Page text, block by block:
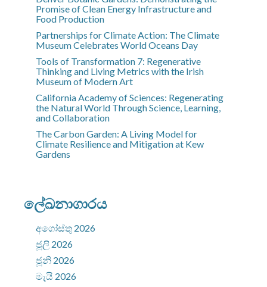
Promise of Clean Energy Infrastructure and
Food Production
Partnerships for Climate Action: The Climate
Museum Celebrates World Oceans Day
Tools of Transformation 7: Regenerative
Thinking and Living Metrics with the Irish
Museum of Modern Art
California Academy of Sciences: Regenerating
the Natural World Through Science, Learning,
and Collaboration
The Carbon Garden: A Living Model for
Climate Resilience and Mitigation at Kew
Gardens
ලේඛනාගාරය
අගෝස්තු 2026
ජූලි 2026
ජූනි 2026
මැයි 2026